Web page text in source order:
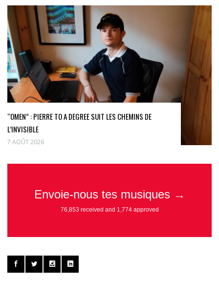
“OMEN” : PIERRE TO A DEGREE SUIT LES CHEMINS DE
L’INVISIBLE
7 AOÛT 2026